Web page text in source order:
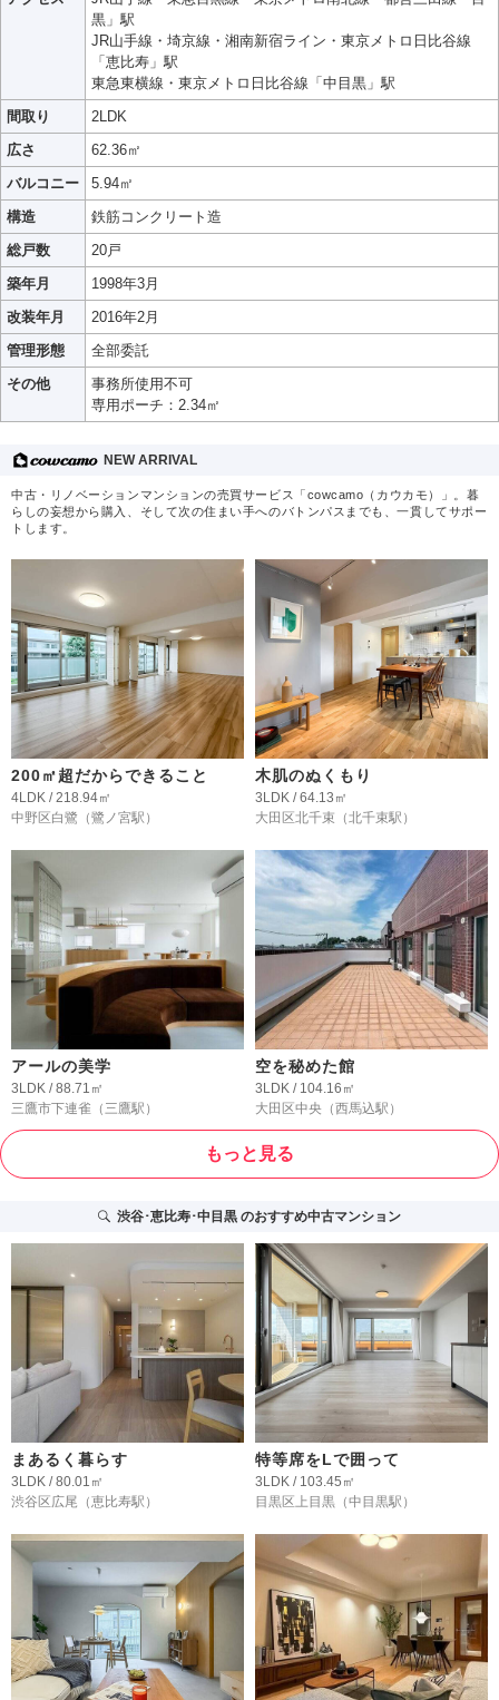
黒」駅
JR山手線・埼京線・湘南新宿ライン・東京メトロ日比谷線
「恵比寿」駅
東急東横線・東京メトロ日比谷線「中目黒」駅
間取り
2LDK
広さ
62.36㎡
バルコニー
5.94㎡
構造
鉄筋コンクリート造
総戸数
20戸
築年月
1998年3月
改装年月
2016年2月
管理形態
全部委託
その他
事務所使用不可
専用ポーチ：2.34㎡
NEW ARRIVAL
中古・リノベーションマンションの売買サービス「cowcamo（カウカモ）」。暮
らしの妄想から購入、そして次の住まい手へのバトンパスまでも、一貫してサポー
トします。
200㎡超だからできること
4LDK / 218.94㎡
中野区白鷺 （鷺ノ宮駅）
木肌のぬくもり
3LDK / 64.13㎡
大田区北千束 （北千束駅）
アールの美学
3LDK / 88.71㎡
三鷹市下連雀 （三鷹駅）
空を秘めた館
3LDK / 104.16㎡
大田区中央 （西馬込駅）
もっと見る
渋谷･恵比寿･中目黒のおすすめ中古マンション
まあるく暮らす
3LDK / 80.01㎡
渋谷区広尾 （恵比寿駅）
特等席をLで囲って
3LDK / 103.45㎡
目黒区上目黒 （中目黒駅）